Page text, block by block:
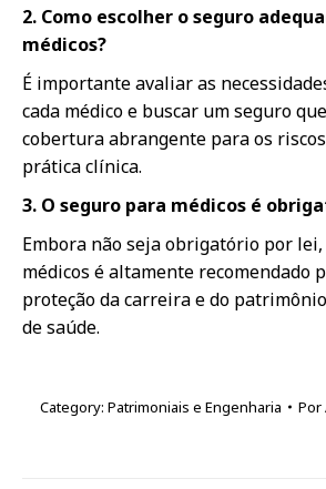
2. Como escolher o seguro
médicos?
É importante avaliar as
cada médico e buscar um seguro
cobertura abrangente para os
prática clínica.
3. O seguro para médicos é
Embora não seja obrigatório por
médicos é altamente recomendado
proteção da carreira e do
de saúde.
Category: Patrimoniais e Engenharia Por